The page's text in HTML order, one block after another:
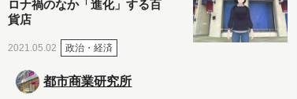
ロナ禍のなか「進化」する百
貨店
2021.05.02 政治・経済
都市商業研究所